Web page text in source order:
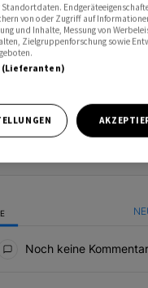
Quelle So
Noch keine
Standortdaten.
von oder Zugriff auf
und Inhalte, Messung von
Zielgruppenforschung sowie
(Lieferanten)